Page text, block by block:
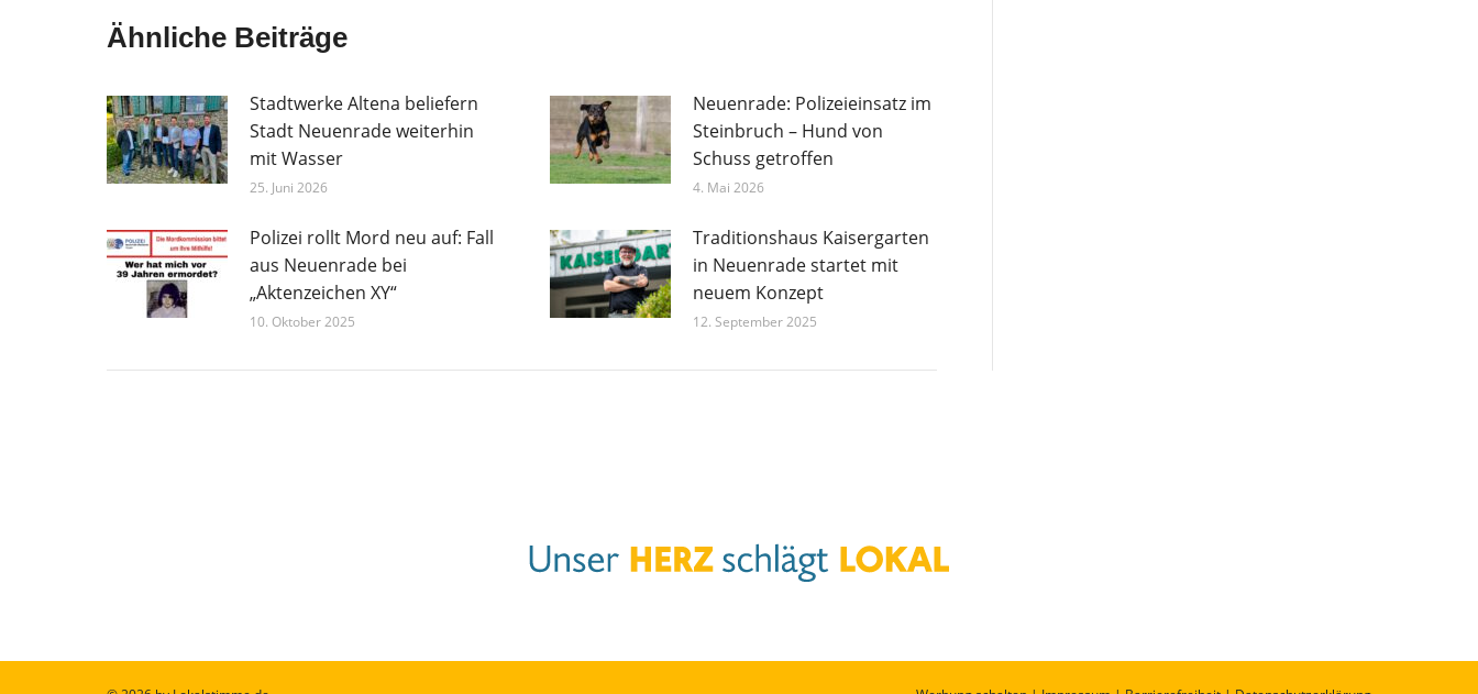
Ähnliche Beiträge
Stadtwerke Altena beliefern
Stadt Neuenrade weiterhin
mit Wasser
25. Juni 2026
Neuenrade: Polizeieinsatz im
Steinbruch – Hund von
Schuss getroffen
4. Mai 2026
Polizei rollt Mord neu auf: Fall
aus Neuenrade bei
„Aktenzeichen XY“
10. Oktober 2025
Traditionshaus Kaisergarten
in Neuenrade startet mit
neuem Konzept
12. September 2025